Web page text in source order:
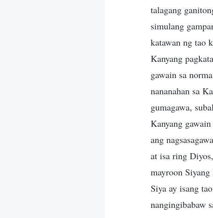
talagang
simulang
katawan ng tao
Kanyang
gawain sa
nananahan sa
gumagawa,
Kanyang
ang
at isa ring
mayroon
Siya ay isang
nangingibabaw